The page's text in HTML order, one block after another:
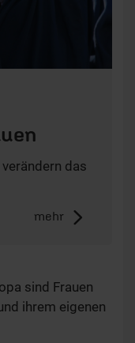
das
mehr
sind Frauen
ihrem eigenen